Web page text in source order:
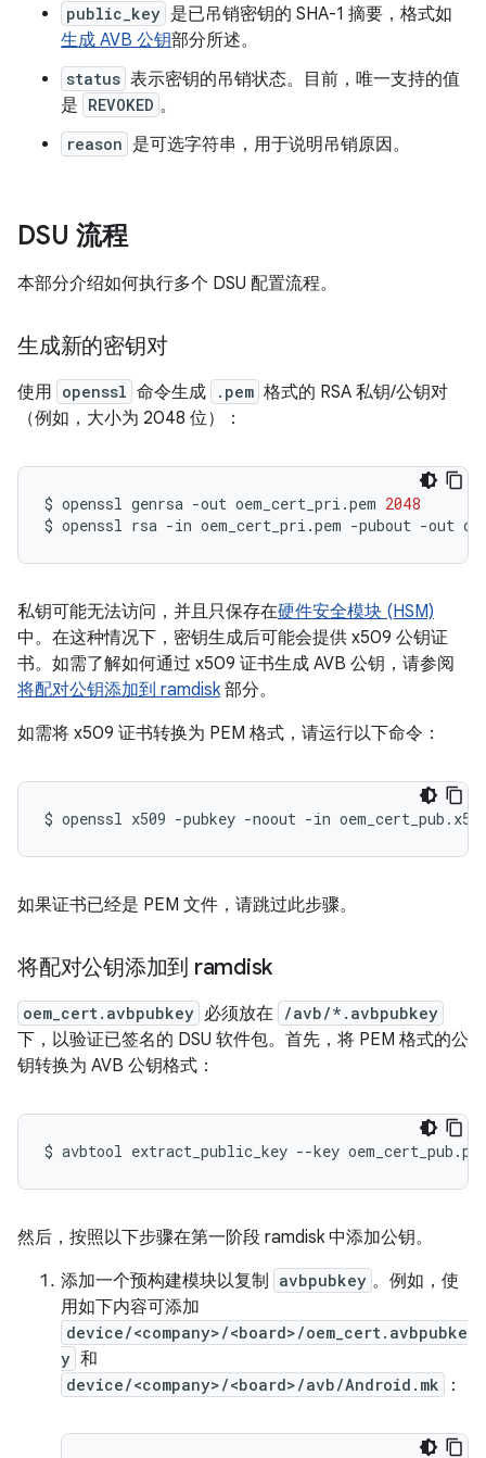
public_key 是已吊销密钥的 SHA-1 摘要，格式如
生成 AVB 公钥部分所述。
status 表示密钥的吊销状态。目前，唯一支持的值
是 REVOKED 。
reason 是可选字符串，用于说明吊销原因。
DSU 流程
本部分介绍如何执行多个 DSU 配置流程。
生成新的密钥对
使用 openssl 命令生成 .pem 格式的 RSA 私钥/公钥对
（例如，大小为 2048 位）：
$ openssl genrsa -out oem_cert_pri.pem 2048
$ openssl rsa -in oem_cert_pri.pem -pubout -out
私钥可能无法访问，并且只保存在硬件安全模块 (HSM)
中。在这种情况下，密钥生成后可能会提供 x509 公钥证
书。如需了解如何通过 x509 证书生成 AVB 公钥，请参阅
将配对公钥添加到 ramdisk部分。
如需将 x509 证书转换为 PEM 格式，请运行以下命令：
$ openssl x509 -pubkey -noout -in
如果证书已经是 PEM 文件，请跳过此步骤。
将配对公钥添加到 ramdisk
oem_cert.avbpubkey 必须放在 /avb/*.avbpubkey
下，以验证已签名的 DSU 软件包。首先，将 PEM 格式的公
钥转换为 AVB 公钥格式：
$ avbtool extract_public_key --key
然后，按照以下步骤在第一阶段 ramdisk 中添加公钥。
添加一个预构建模块以复制 avbpubkey 。例如，使
用如下内容可添加
device/<company>/<board>/oem_cert.avbpubke
y 和
device/<company>/<board>/avb/Android.mk ：